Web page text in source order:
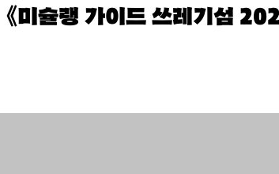
《미슐랭 가이드 쓰레기섬